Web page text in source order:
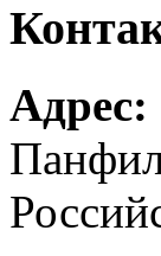
Адрес: